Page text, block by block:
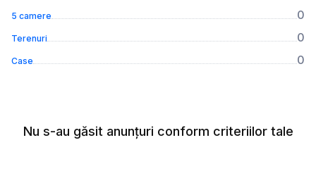
5 camere 0
Terenuri 0
Case 0
Nu s-au găsit anunțuri conform criteriilor tale